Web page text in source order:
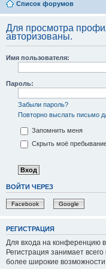
Список форумов
Для просмотра
авторизованы.
Имя пользователя:
Пароль:
Забыли пароль?
Повторно выслать письмо
Запомнить меня
Скрыть моё
ВОЙТИ ЧЕРЕЗ
Facebook Google
РЕГИСТРАЦИЯ
Для входа на конференцию
Регистрация занимает
более широкие